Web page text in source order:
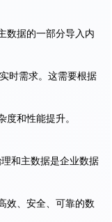
数据的一部分导入内
时需求。这需要根据
度和性能提升。
和主数据是企业数据
效、安全、可靠的数